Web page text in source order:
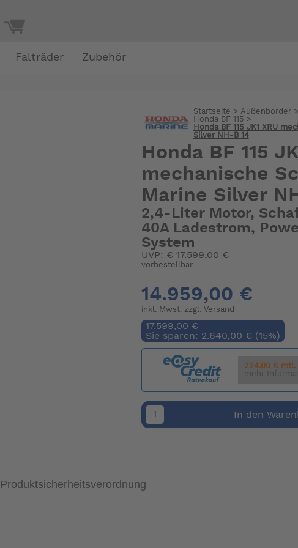
Falträder Zubehör
Startseite > Außenborder>
Honda BF 115 >
Honda BF 115 JK1 XRU
Silver NH-B 14
Honda BF 115
mechanische
Marine Silver
2,4-Liter Motor,
40A Ladestrom,
System
UVP:€17.599,00 €
vorbestellbar
14.959,00 €
inkl. Mwst. zzgl. Versand
17.599,00 €
Sie sparen: 2.640,00 € (15%)
224.00 € mtl.
mehr
In den
Produktsicherheitsverordnung